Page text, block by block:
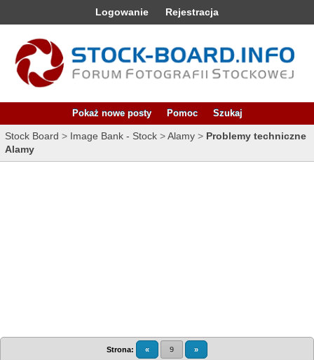
Logowanie Rejestracja
Pokaż nowe posty Pomoc Szukaj
Stock Board > Image Bank - Stock >Alamy > Problemy techniczne
Alamy
Strona: « 9 »